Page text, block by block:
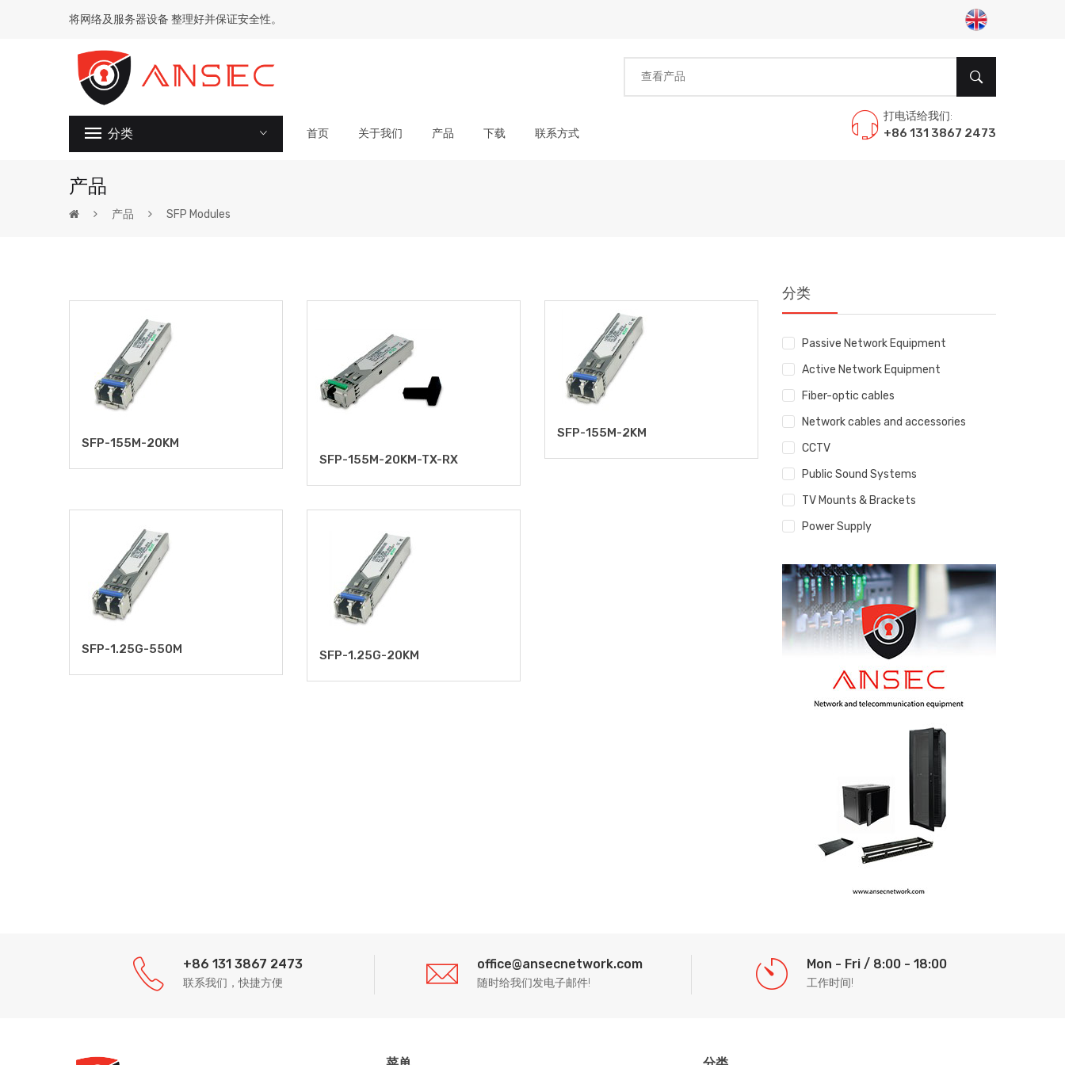
将网络及服务器设备 整理好并保证安全性。
分类 首页 关于我们 产品 下载 联系方式
打电话给我们:
+86 131 3867 2473
产品
产品 SFP Modules
SFP-155M-20KM
SFP-155M-20KM-TX-RX
SFP-155M-2KM
SFP-1.25G-550M SFP-1.25G-20KM
分类
Passive Network Equipment
Active Network Equipment
Fiber-optic cables
Network cables and accessories
CCTV
Public Sound Systems
TV Mounts & Brackets
Power Supply
+86 131 3867 2473
联系我们，快捷方便
office@ansecnetwork.com
随时给我们发电子邮件!
Mon - Fri / 8:00 - 18:00
工作时间!